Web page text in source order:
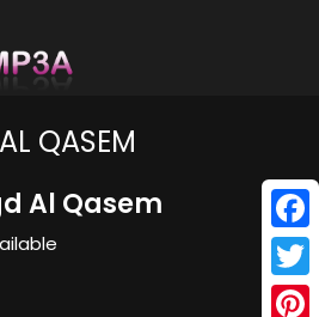
QASEM
Al Qasem